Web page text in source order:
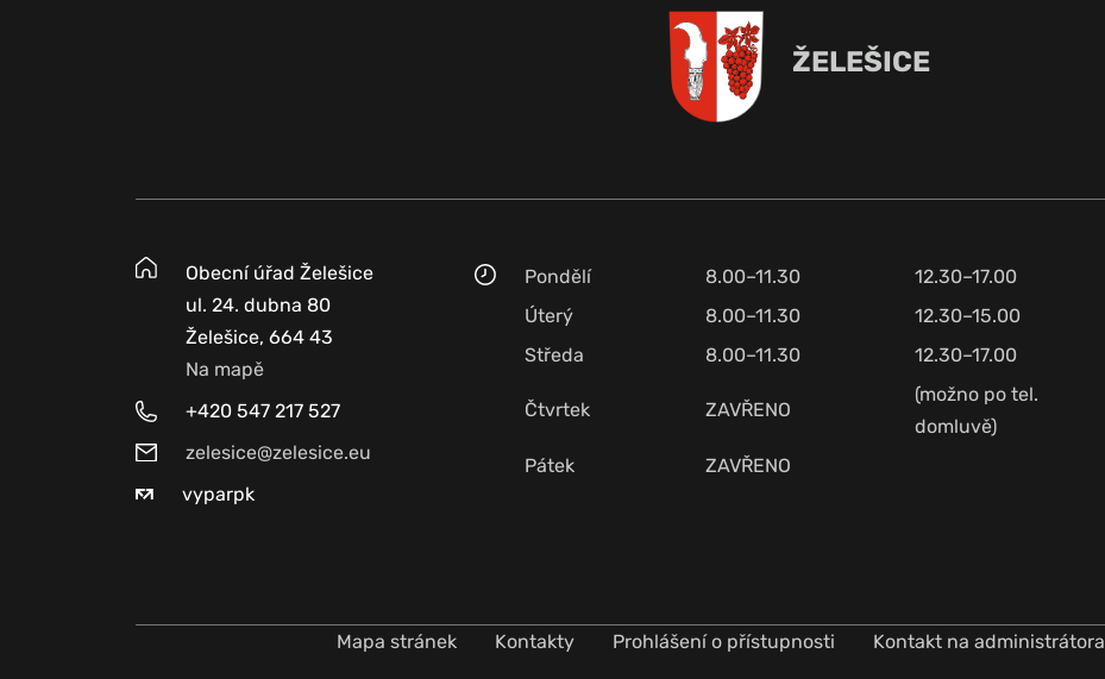
ŽELEŠICE
Obecní úřad Želešice
ul. 24. dubna 80
Želešice, 664 43
Na mapě
+420 547 217 527
zelesice@zelesice.eu
vyparpk
Pondělí 8.00–11.30
12.30–17.00
Úterý
8.00–11.30
12.30–15.00
Středa
8.00–11.30 12.30–17.00
Čtvrtek ZAVŘENO
(možno po tel.
domluvě)
Pátek
ZAVŘENO
Mapa stránek Kontakty Prohlášení o přístupnosti Kontakt na administrátora